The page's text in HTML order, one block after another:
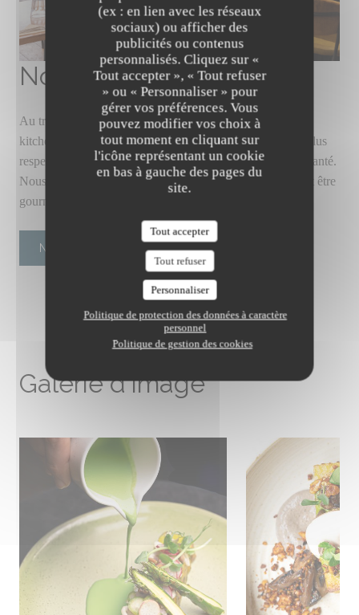
(ex : en lien avec les réseaux
sociaux) ou afficher des
publicités ou contenus
personnalisés. Cliquez sur «
Tout accepter », « Tout refuser
» ou « Personnaliser » pour
gérer vos préférences. Vous
pouvez modifier vos choix à
tout moment en cliquant sur
l'icône représentant un cookie
en bas à gauche des pages du
site.
Tout accepter
Tout refuser
Personnaliser
Politique de protection des données à caractère
personnel
Politique de gestion des cookies
Nos valeurs
Au travers de nos assiettes 100% végétales, "the friendly
kitchen" a pour ambition de promouvoir un mode de vie plus
respectueux de l'environnement, des animaux et de notre santé.
Nous partageons la conviction que la cuisine végétale peut être
gourmande, colorée, et source de convivialité ! Nous av…
NOS VALEURS
Galerie d'image
The Friendly Kitchen